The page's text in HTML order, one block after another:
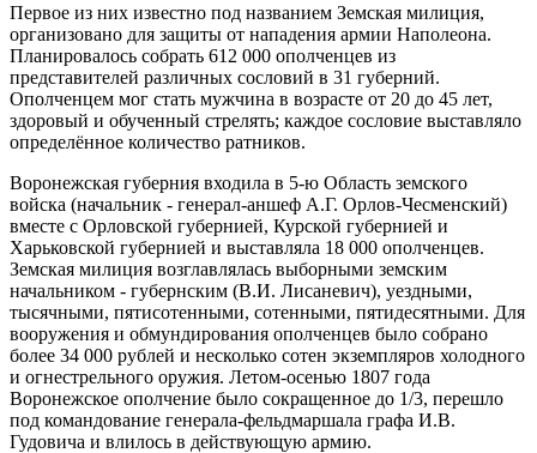
Первое из них известно под названием Земская милиция,
организовано для защиты от нападения армии Наполеона.
Планировалось собрать 612 000 ополченцев из
представителей различных сословий в 31 губерний.
Ополченцем мог стать мужчина в возрасте от 20 до 45 лет,
здоровый и обученный стрелять; каждое сословие выставляло
определённое количество ратников.
Воронежская губерния входила в 5-ю Область земского
войска (начальник - генерал-аншеф А.Г. Орлов-Чесменский)
вместе с Орловской губернией, Курской губернией и
Харьковской губернией и выставляла 18 000 ополченцев.
Земская милиция возглавлялась выборными земским
начальником - губернским (В.И. Лисаневич), уездными,
тысячными, пятисотенными, сотенными, пятидесятными. Для
вооружения и обмундирования ополченцев было собрано
более 34 000 рублей и несколько сотен экземпляров холодного
и огнестрельного оружия. Летом-осенью 1807 года
Воронежское ополчение было сокращенное до 1/3, перешло
под командование генерала-фельдмаршала графа И.В.
Гудовича и влилось в действующую армию.